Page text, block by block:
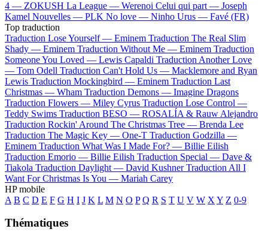
4 — ZOKUSH La League — Werenoi Celui qui part — Joseph
Kamel Nouvelles — PLK No love — Ninho Urus — Favé (FR)
Top traduction
Traduction Lose Yourself — Eminem Traduction The Real Slim
Shady — Eminem Traduction Without Me — Eminem Traduction
Someone You Loved — Lewis Capaldi Traduction Another Love
— Tom Odell Traduction Can't Hold Us — Macklemore and Ryan
Lewis Traduction Mockingbird — Eminem Traduction Last
Christmas — Wham Traduction Demons — Imagine Dragons
Traduction Flowers — Miley Cyrus Traduction Lose Control —
Teddy Swims Traduction BESO — ROSALÍA & Rauw Alejandro
Traduction Rockin' Around The Christmas Tree — Brenda Lee
Traduction The Magic Key — One-T Traduction Godzilla —
Eminem Traduction What Was I Made For? — Billie Eilish
Traduction Emorio — Billie Eilish Traduction Special — Dave &
Tiakola Traduction Daylight — David Kushner Traduction All I
Want For Christmas Is You — Mariah Carey
HP mobile
A B C D E F G H I J K L M N O P Q R S T U V W X Y Z 0-9
Thématiques